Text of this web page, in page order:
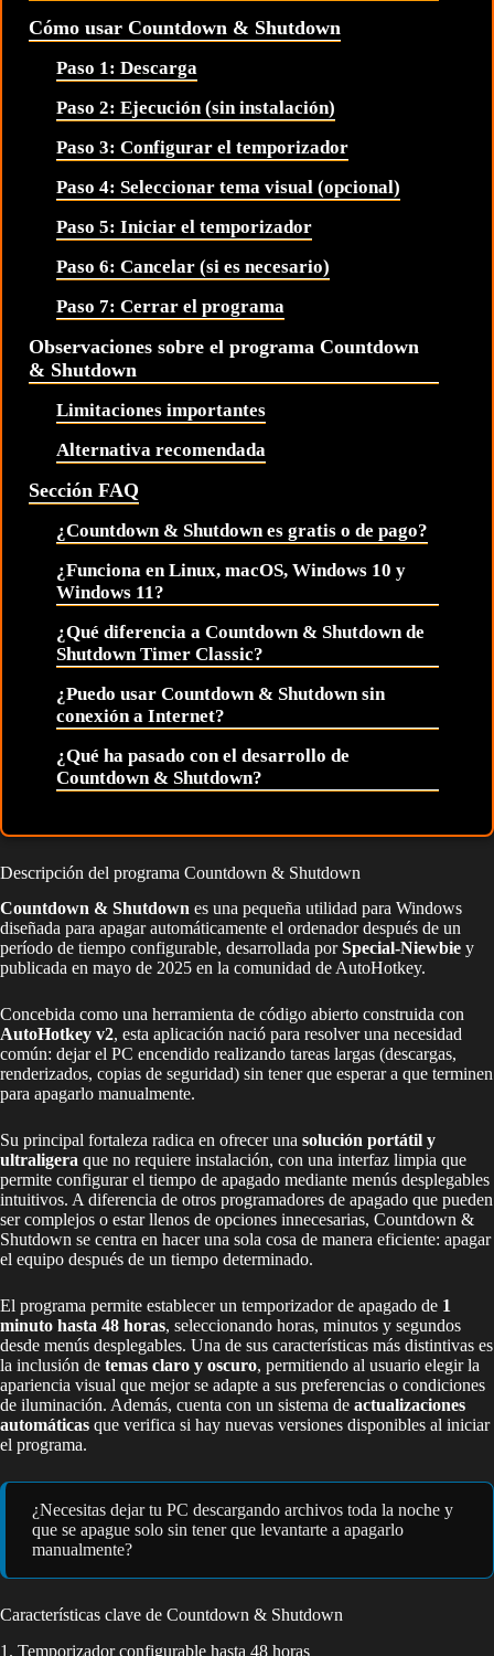
Cómo usar Countdown & Shutdown
Paso 1: Descarga
Paso 2: Ejecución (sin instalación)
Paso 3: Configurar el temporizador
Paso 4: Seleccionar tema visual (opcional)
Paso 5: Iniciar el temporizador
Paso 6: Cancelar (si es necesario)
Paso 7: Cerrar el programa
Observaciones sobre el programa Countdown
& Shutdown
Limitaciones importantes
Alternativa recomendada
Sección FAQ
¿Countdown & Shutdown es gratis o de pago?
¿Funciona en Linux, macOS, Windows 10 y
Windows 11?
¿Qué diferencia a Countdown & Shutdown de
Shutdown Timer Classic?
¿Puedo usar Countdown & Shutdown sin
conexión a Internet?
¿Qué ha pasado con el desarrollo de
Countdown & Shutdown?
Descripción del programa Countdown & Shutdown
Countdown & Shutdown es una pequeña utilidad para Windows
diseñada para apagar automáticamente el ordenador después de un
período de tiempo configurable, desarrollada porSpecial-Niewbie y
publicada en mayo de 2025 en la comunidad de AutoHotkey.
Concebida como una herramienta de código abierto construida con
AutoHotkey v2, esta aplicación nació para resolver una necesidad
común: dejar el PC encendido realizando tareas largas (descargas,
renderizados, copias de seguridad) sin tener que esperar a que terminen
para apagarlo manualmente.
Su principal fortaleza radica en ofrecer una solución portátil y
ultraligera que no requiere instalación, con una interfaz limpia que
permite configurar el tiempo de apagado mediante menús desplegables
intuitivos. A diferencia de otros programadores de apagado que pueden
ser complejos o estar llenos de opciones innecesarias, Countdown &
Shutdown se centra en hacer una sola cosa de manera eficiente: apagar
el equipo después de un tiempo determinado.
El programa permite establecer un temporizador de apagado de 1
minuto hasta 48 horas, seleccionando horas, minutos y segundos
desde menús desplegables. Una de sus características más distintivas es
la inclusión de temas claro y oscuro, permitiendo al usuario elegir la
apariencia visual que mejor se adapte a sus preferencias o condiciones
de iluminación. Además, cuenta con un sistema de actualizaciones
automáticas que verifica si hay nuevas versiones disponibles al iniciar
el programa.
¿Necesitas dejar tu PC descargando archivos toda la noche y
que se apague solo sin tener que levantarte a apagarlo
manualmente?
Características clave de Countdown & Shutdown
1. Temporizador configurable hasta 48 horas